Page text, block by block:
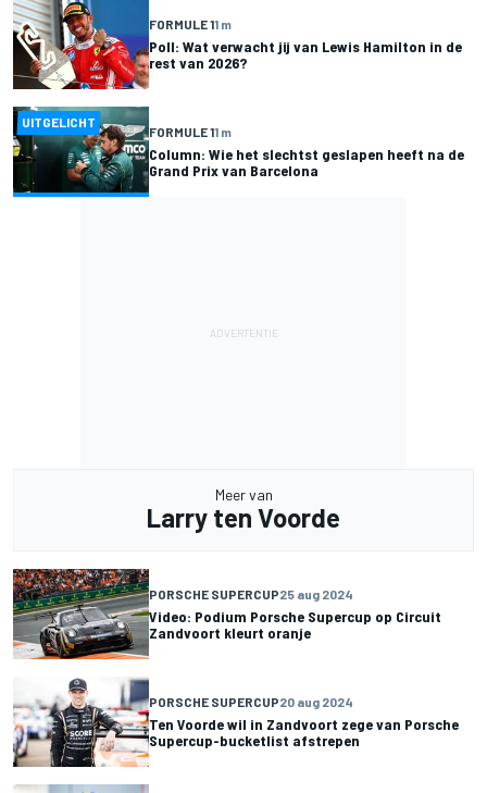
FORMULE 11 m
Poll: Wat verwacht jij van Lewis Hamilton in de
rest van 2026?
UITGELICHT
FORMULE 11 m
Column: Wie het slechtst geslapen heeft na de
Grand Prix van Barcelona
Meer van
Larry ten Voorde
PORSCHE SUPERCUP25 aug 2024
Video: Podium Porsche Supercup op Circuit
Zandvoort kleurt oranje
PORSCHE SUPERCUP20 aug 2024
Ten Voorde wil in Zandvoort zege van Porsche
Supercup-bucketlist afstrepen